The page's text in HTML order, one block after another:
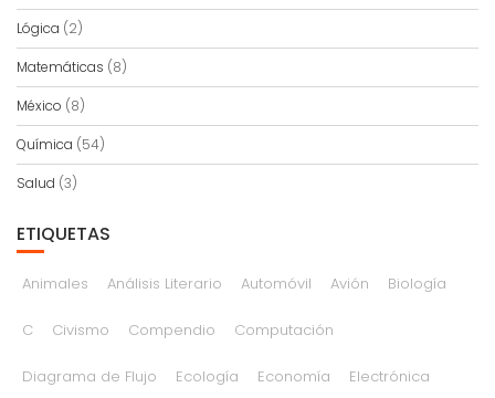
Lógica (2)
Matemáticas (8)
México (8)
Química (54)
Salud (3)
ETIQUETAS
Animales Análisis Literario Automóvil Avión Biología
C Civismo Compendio Computación
Diagrama de Flujo Ecología Economía Electrónica